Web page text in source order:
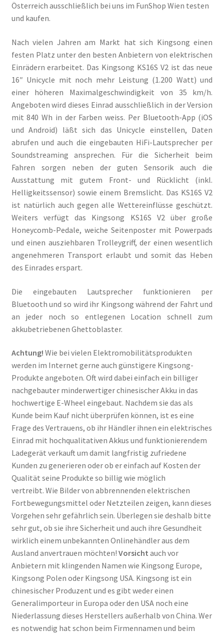
Österreich ausschließlich bei uns im FunShop Wien testen
und kaufen.
Nach vielen Jahren am Markt hat sich Kingsong einen
festen Platz unter den besten Anbietern von elektrischen
Einrädern erarbeitet. Das Kingsong KS16S V2 ist das neue
16″ Unicycle mit noch mehr Leistung (1.200 Watt) und
einer höheren Maximalgeschwindigkeit von 35 km/h.
Angeboten wird dieses Einrad ausschließlich in der Version
mit 840 Wh in der Farben weiss. Per Bluetooth-App (iOS
und Android) läßt sich das Unicycle einstellen, Daten
abrufen und auch die eingebauten HiFi-Lautsprecher per
Soundstreaming ansprechen. Für die Sicherheit beim
Fahren sorgen neben der guten Sensorik auch die
Ausstattung mit gutem Front- und Rücklicht (inkl.
Helligkeitssensor) sowie einem Bremslicht. Das KS16S V2
ist natürlich auch gegen alle Wettereinflüsse geschützt.
Weiters verfügt das Kingsong KS16S V2 über große
Honeycomb-Pedale, weiche Seitenposter mit Powerpads
und einen ausziehbaren Trolleygriff, der einen wesentlich
angenehmeren Transport erlaubt und somit das Heben
des Einrades erspart.
Die eingebauten Lautsprecher funktionieren per
Bluetooth und so wird ihr Kingsong während der Fahrt und
an jeder noch so entlegenen Location schnell zum
akkubetriebenen Ghettoblaster.
Achtung! Wie bei vielen Elektromobilitätsprodukten
werden im Internet gerne auch günstigere Kingsong-
Produkte angeboten. Oft wird dabei einfach ein billiger
nachgebauter minderwertiger chinesischer Akku in das
hochwertige E-Wheel eingebaut. Nachdem sie das als
Kunde beim Kauf nicht überprüfen können, ist es eine
Frage des Vertrauens, ob ihr Händler ihnen ein elektrisches
Einrad mit hochqualitativen Akkus und funktionierendem
Ladegerät verkauft um damit langfristig zufriedene
Kunden zu generieren oder ob er einfach auf Kosten der
Qualität seine Produkte so billig wie möglich
vertreibt. Wie Bilder von abbrennenden elektrischen
Fortbewegungsmittel oder Netzteilen zeigen, kann dieses
Vorgehen sehr gefährlich sein. Überlegen sie deshalb bitte
sehr gut, ob sie ihre Sicherheit und auch ihre Gesundheit
wirklich einem unbekannten Onlinehändler aus dem
Ausland anvertrauen möchten! Vorsicht auch vor
Anbietern mit klingenden Namen wie Kingsong Europe,
Kingsong Polen oder Kingsong USA. Kingsong ist ein
chinesischer Produzent und es gibt weder einen
Generalimporteur in Europa oder den USA noch eine
Niederlassung dieses Herstellers außerhalb von China. Wer
es notwendig hat schon beim Firmennamen und beim